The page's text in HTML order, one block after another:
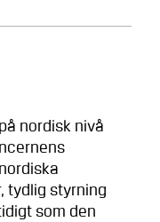
nordisk nivå
tydlig styrning
som den